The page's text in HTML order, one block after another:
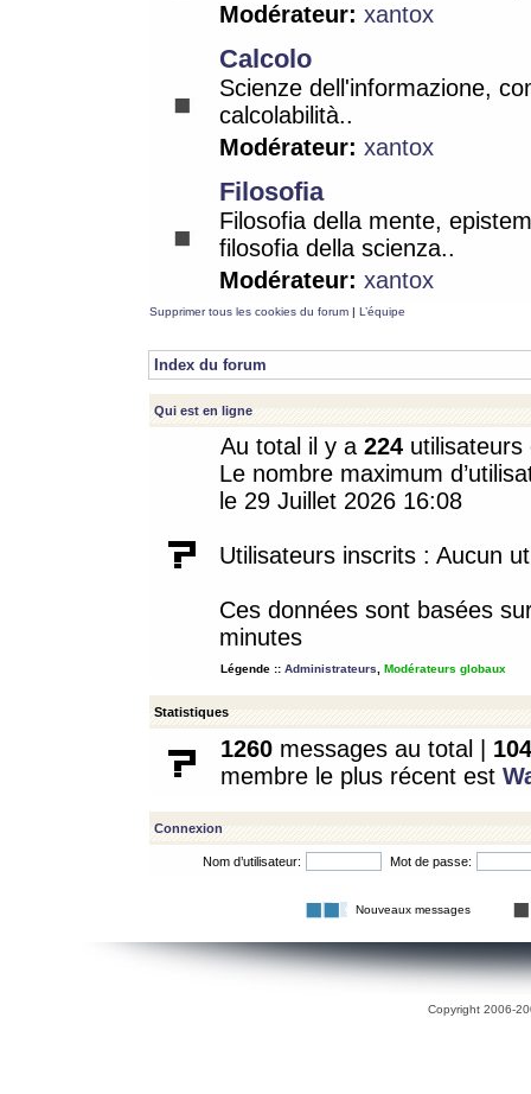
Modérateur: xantox
Calcolo
Scienze dell'informazione,
calcolabilità..
Modérateur: xantox
Filosofia
Filosofia della mente,
filosofia della scienza..
Modérateur: xantox
Supprimer tous les cookies du forum | L’équipe
Index du forum
Qui est en ligne
Au total il y a 224
Le nombre maximum
le 29 Juillet 2026 16:08
Utilisateurs inscrits : Aucun
Ces données sont basées
minutes
Légende :: Administrateurs Modérateurs globaux
Statistiques
1260 messages au total | 104
membre le plus récent est
Connexion
Nom d’utilisateur: Mot de passe:
Nouveaux messages
Copyright 2006-